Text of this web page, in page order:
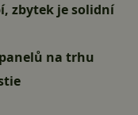
zbytek je solidní
na trhu